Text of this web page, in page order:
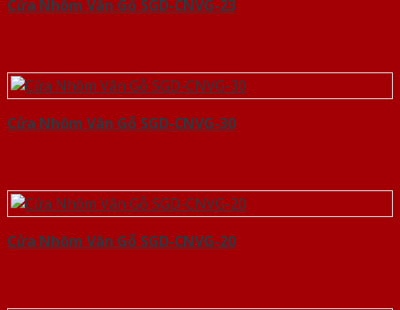
Cửa Nhôm Vân Gỗ SGD-CNVG-23
Cửa Nhôm Vân Gỗ SGD-CNVG-30
Cửa Nhôm Vân Gỗ SGD-CNVG-20